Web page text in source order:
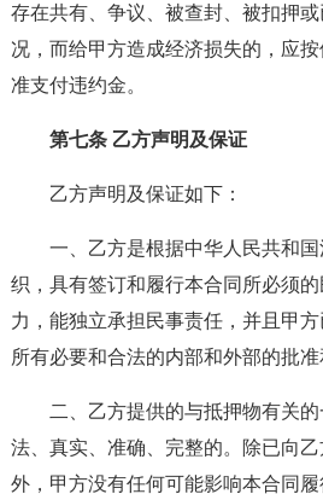
存在共有、争议、被查封、被扣押
况，而给甲方造成经济损失的，应
准支付违约金。
第七条 乙方声明及保证
乙方声明及保证如下：
一、乙方是根据中华人民共和
织，具有签订和履行本合同所必须
力，能独立承担民事责任，并且甲
所有必要和合法的内部和外部的批准
二、乙方提供的与抵押物有关
法、真实、准确、完整的。除已向
外，甲方没有任何可能影响本合同